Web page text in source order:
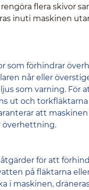
flera skivor
inuti maskinen
som förhindrar
når eller
som varning. För
ut och
att
överhettning.
för att
på fläktarna
i maskinen,